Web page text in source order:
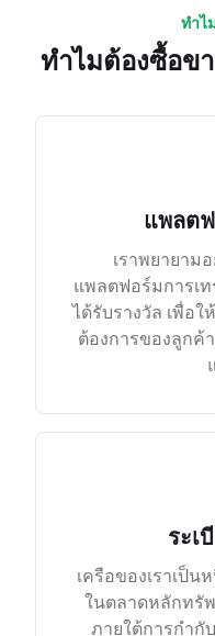
ทำไ
ทำไมต้องซื้อข
แพลต
เราพยายาม
แพลตฟอร์มการเ
ได้รับรางวัล เพื่อ
ต้องการของลูกค้
ระเ
เครือของเราเป็น
ในตลาดหลักทรั
ภายใต้การกำกั